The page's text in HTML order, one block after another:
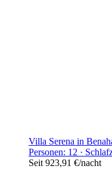
Villa Serena in
Personen: 12 ·
Seit 923,91 €/nacht